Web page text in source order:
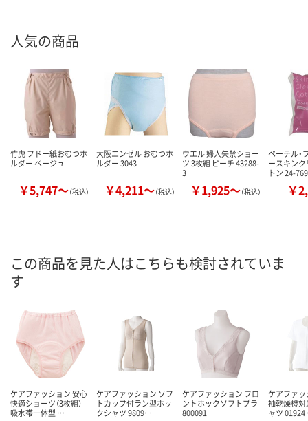
人気の商品
竹虎 フドー紙おむつホ
ルダー ベージュ
￥5,747～（税込）
大阪エンゼル おむつホ
ルダー 3043
￥4,211～（税込）
ウエル 婦人失禁ショー
ツ 3枚組 ピーチ 43288-
3
￥1,925～（税込）
ベーテル・
ースキン
トン 24-
￥
この商品を見た人はこちらも検討されていま
す
ケアファッション 安心
快適ショーツ（3枚組）
吸水帯一体型 …
ケアファッション ソフ
トカップ付ラン型ホッ
クシャツ 9809…
ケアファッション フロ
ントホックソフトブラ
800091
ケアファ
袖乾燥機
ャツ